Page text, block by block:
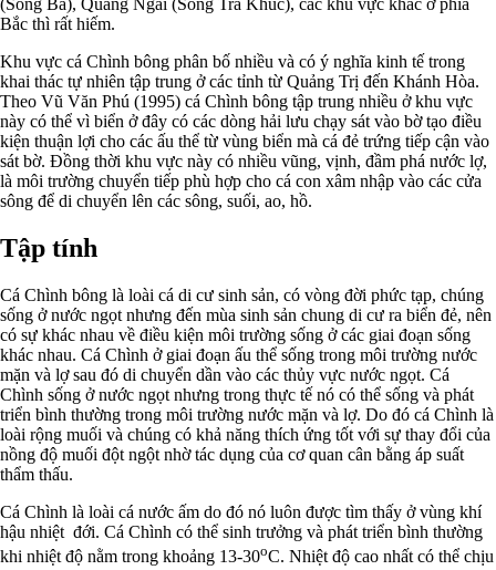
(Sông Ba), Quảng Ngãi (Sông Trà Khúc), các khu vực khác ở phía
Bắc thì rất hiếm.
Khu vực cá Chình bông phân bố nhiều và có ý nghĩa kinh tế trong
khai thác tự nhiên tập trung ở các tỉnh từ Quảng Trị đến Khánh Hòa.
Theo Vũ Văn Phú (1995) cá Chình bông tập trung nhiều ở khu vực
này có thể vì biển ở đây có các dòng hải lưu chạy sát vào bờ tạo điều
kiện thuận lợi cho các ấu thể từ vùng biển mà cá đẻ trứng tiếp cận vào
sát bờ. Đồng thời khu vực này có nhiều vũng, vịnh, đầm phá nước lợ,
là môi trường chuyển tiếp phù hợp cho cá con xâm nhập vào các cửa
sông để di chuyển lên các sông, suối, ao, hồ.
Tập tính
Cá Chình bông là loài cá di cư sinh sản, có vòng đời phức tạp, chúng
sống ở nước ngọt nhưng đến mùa sinh sản chung di cư ra biển đẻ, nên
có sự khác nhau về điều kiện môi trường sống ở các giai đoạn sống
khác nhau. Cá Chình ở giai đoạn ấu thể sống trong môi trường nước
mặn và lợ sau đó di chuyển dần vào các thủy vực nước ngọt. Cá
Chình sống ở nước ngọt nhưng trong thực tế nó có thể sống và phát
triển bình thường trong môi trường nước mặn và lợ. Do đó cá Chình là
loài rộng muối và chúng có khả năng thích ứng tốt với sự thay đổi của
nồng độ muối đột ngột nhờ tác dụng của cơ quan cân bằng áp suất
thẩm thấu.
Cá Chình là loài cá nước ấm do đó nó luôn được tìm thấy ở vùng khí
hậu nhiệt đới. Cá Chình có thể sinh trưởng và phát triển bình thường
khi nhiệt độ nằm trong khoảng 13-30oC. Nhiệt độ cao nhất có thể chịu